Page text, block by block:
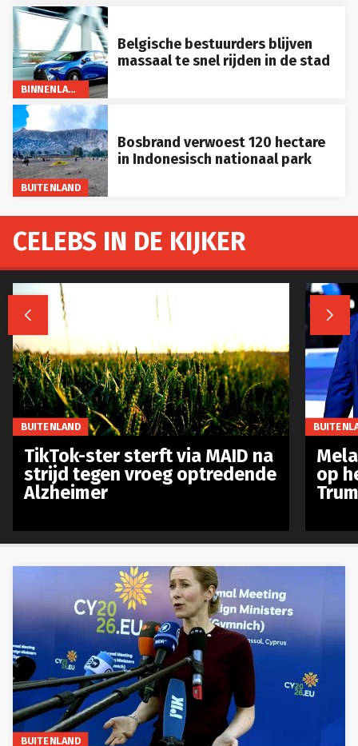
BINNENLAND
Belgische bestuurders blijven
massaal te snel rijden in de stad
BUITENLAND
Bosbrand verwoest 120 hectare
in Indonesisch nationaal park
BUITENLAND
CELEBS IN DE KIJKER
 
BUITENLAND
TikTok-ster sterft via MAID na
strijd tegen vroeg optredende
Alzheimer
op